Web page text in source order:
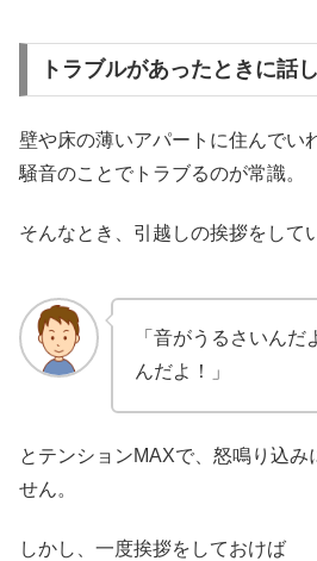
トラブルがあったときに話
壁や床の薄いアパートに住んでい
騒音のことでトラブるのが常識。
そんなとき、引越しの挨拶をして
「音がうるさいんだ
んだよ！」
とテンションMAXで、怒鳴り込み
せん。
しかし、一度挨拶をしておけば